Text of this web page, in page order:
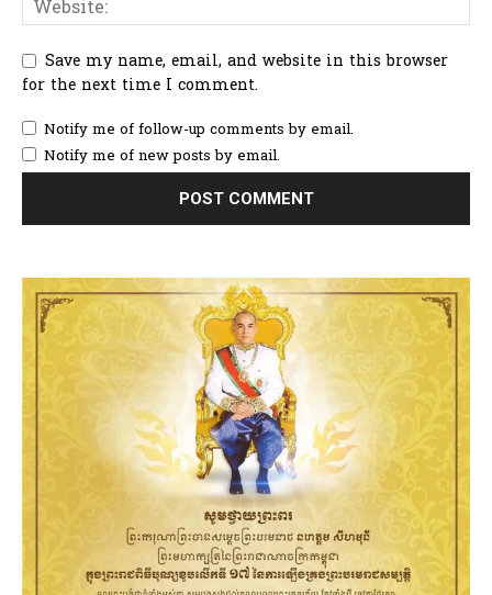
Save my name, email, and website in this browser
for the next time I comment.
Notify me of follow-up comments by email.
Notify me of new posts by email.